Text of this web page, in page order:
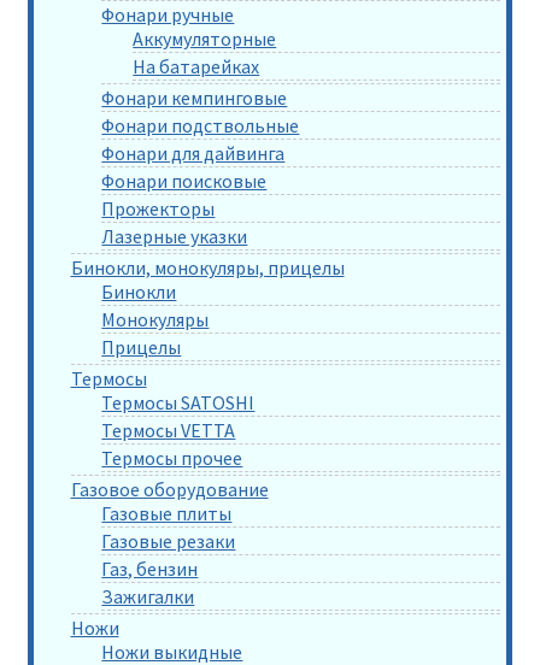
Фонари ручные
Аккумуляторные
На батарейках
Фонари кемпинговые
Фонари подствольные
Фонари для дайвинга
Фонари поисковые
Прожекторы
Лазерные указки
Бинокли, монокуляры, прицелы
Бинокли
Монокуляры
Прицелы
Термосы
Термосы SATOSHI
Термосы VETTA
Термосы прочее
Газовое оборудование
Газовые плиты
Газовые резаки
Газ, бензин
Зажигалки
Ножи
Ножи выкидные